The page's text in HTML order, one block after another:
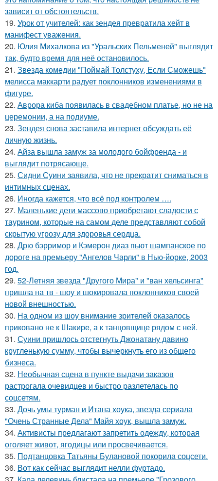
зависит от обстоятельств.
19. Урок от учителей: как зендея превратила хейт в
манифест уважения.
20. Юлия Михалкова из "Уральских Пельменей" выглядит
так, будто время для неё остановилось.
21. Звезда комедии "Поймай Толстуху, Если Сможешь"
мелисса маккарти радует поклонников изменениями в
фигуре.
22. Аврора киба появилась в свадебном платье, но не на
церемонии, а на подиуме.
23. Зендея снова заставила интернет обсуждать её
личную жизнь.
24. Айза вышла замуж за молодого бойфренда - и
выглядит потрясающе.
25. Сидни Суини заявила, что не прекратит сниматься в
интимных сценах.
26. Иногда кажется, что всё под контролем ….
27. Маленькие дети массово приобретают сладости с
таурином, которые на самом деле представляют собой
скрытую угрозу для здоровья сердца.
28. Дрю бэрримор и Кэмерон диаз пьют шампанское по
дороге на премьеру "Ангелов Чарли" в Нью-йорке, 2003
год.
29. 52-Летняя звезда "Другого Мира" и "ван хельсинга"
пришла на тв - шоу и шокировала поклонников своей
новой внешностью.
30. На одном из шоу внимание зрителей оказалось
приковано не к Шакире, а к танцовщице рядом с ней.
31. Суини пришлось отстегнуть Джонатану давино
кругленькую сумму, чтобы вычеркнуть его из общего
бизнеса.
32. Необычная сцена в пункте выдачи заказов
растрогала очевидцев и быстро разлетелась по
соцсетям.
33. Дочь умы турман и Итана хоука, звезда сериала
"Очень Странные Дела" Майя хоук, вышла замуж.
34. Активисты предлагают запретить одежду, которая
оголяет живот, ягодицы или просвечивается.
35. Подтанцовка Татьяны Булановой покорила соцсети.
36. Вот как сейчас выглядит нелли фуртадо.